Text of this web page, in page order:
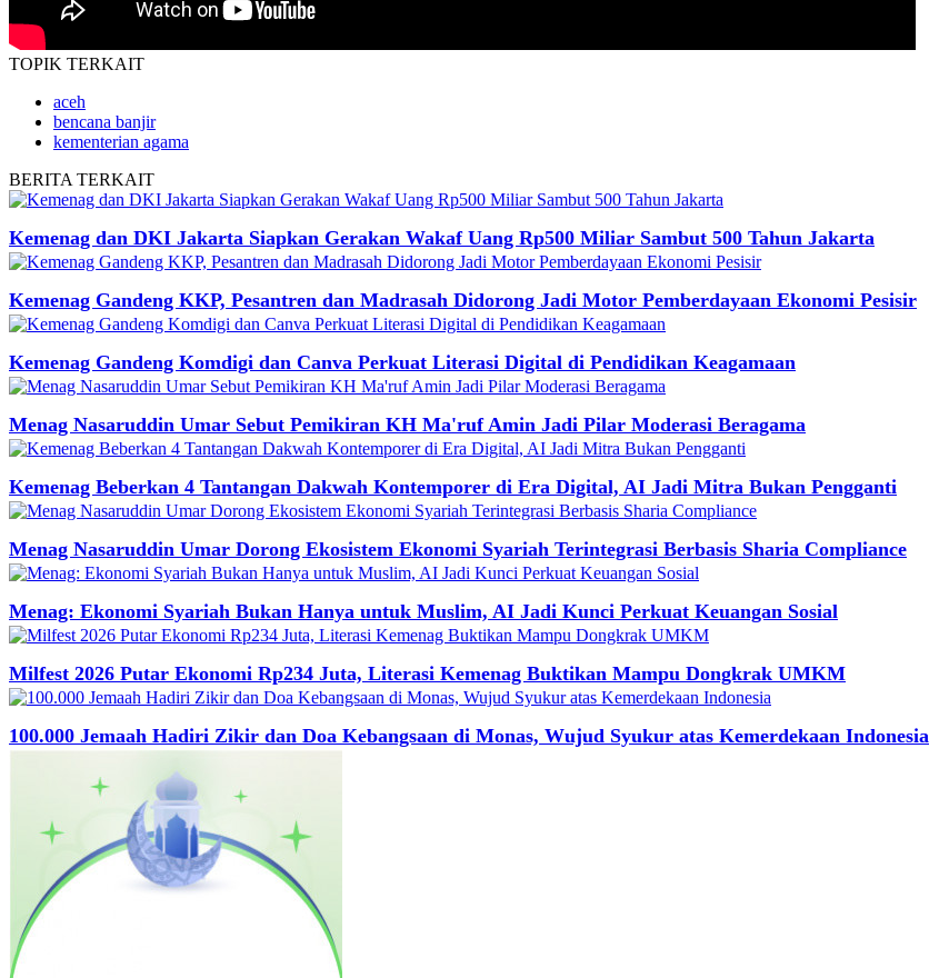
TOPIK TERKAIT
aceh
bencana banjir
kementerian agama
BERITA TERKAIT
Kemenag dan DKI Jakarta Siapkan Gerakan Wakaf Uang Rp500 Miliar Sambut 500 Tahun Jakarta
Kemenag Gandeng KKP, Pesantren dan Madrasah Didorong Jadi Motor Pemberdayaan Ekonomi Pesisir
Kemenag Gandeng Komdigi dan Canva Perkuat Literasi Digital di Pendidikan Keagamaan
Menag Nasaruddin Umar Sebut Pemikiran KH Ma'ruf Amin Jadi Pilar Moderasi Beragama
Kemenag Beberkan 4 Tantangan Dakwah Kontemporer di Era Digital, AI Jadi Mitra Bukan Pengganti
Menag Nasaruddin Umar Dorong Ekosistem Ekonomi Syariah Terintegrasi Berbasis Sharia Compliance
Menag: Ekonomi Syariah Bukan Hanya untuk Muslim, AI Jadi Kunci Perkuat Keuangan Sosial
Milfest 2026 Putar Ekonomi Rp234 Juta, Literasi Kemenag Buktikan Mampu Dongkrak UMKM
100.000 Jemaah Hadiri Zikir dan Doa Kebangsaan di Monas, Wujud Syukur atas Kemerdekaan Indonesia